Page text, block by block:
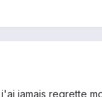
jamais regrette